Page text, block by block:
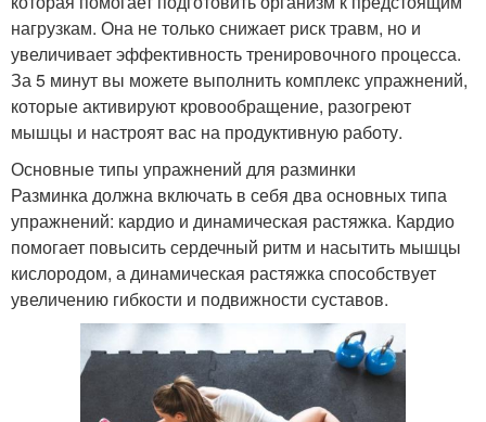
нагрузкам. Она не только снижает риск травм, но и
увеличивает эффективность тренировочного процесса.
За 5 минут вы можете выполнить комплекс упражнений,
которые активируют кровообращение, разогреют
мышцы и настроят вас на продуктивную работу.
Основные типы упражнений для разминки
Разминка должна включать в себя два основных типа
упражнений: кардио и динамическая растяжка. Кардио
помогает повысить сердечный ритм и насытить мышцы
кислородом, а динамическая растяжка способствует
увеличению гибкости и подвижности суставов.